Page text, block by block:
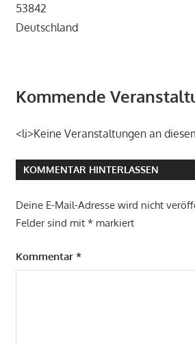
53842
Deutschland
Kommende
<li>Keine Veranstaltungen an
KOMMENTAR HINTERLASSEN
Deine E-Mail-Adresse wird nicht
Felder sind mit *markiert
Kommentar *